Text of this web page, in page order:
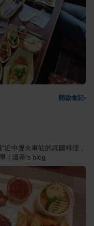
開啟食記›
中壢火車站的異國料理，
| 溫蒂's blog